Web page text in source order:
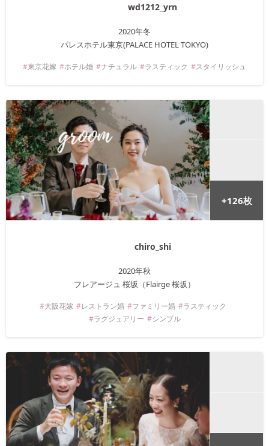
wd1212_yrn
2020年冬
パレスホテル東京(PALACE HOTEL TOKYO)
東京花嫁 ホテル婚 ナチュラル ラスティック スタイリッシュ
+126枚
chiro_shi
2020年秋
フレアージュ 桜坂（Flairge 桜坂）
大阪花嫁 レストラン婚 ファミリー婚
ラスティック
ラグジュアリー
シンプル